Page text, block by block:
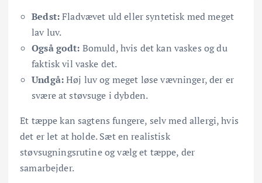
Bedst:Fladvævet uld eller syntetisk med meget
lav luv.
Også godt: Bomuld, hvis det kan vaskes og du
faktisk vil vaske det.
Undgå:Høj luv og meget løse vævninger, der er
svære at støvsuge i dybden.
Et tæppe kan sagtens fungere, selv med allergi, hvis
det er let at holde. Sæt en realistisk
støvsugningsrutine og vælg et tæppe, der
samarbejder.